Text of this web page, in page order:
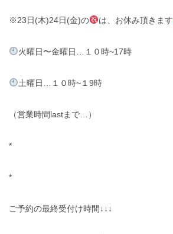
※23日(木)24日(金)の は、お休み頂きます
火曜日〜金曜日 １０時~17時
土曜日 １０時~１ 9時
（営業時間lastまで ）
*
*
ご予約の最終受付け時間 ↓↓↓